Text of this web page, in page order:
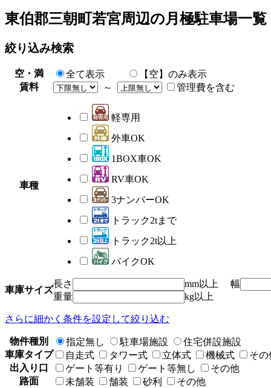
東伯郡三朝町若宮周辺の月極駐車場一覧
絞り込み検索
空・満 全て表示
【空】のみ表示
賃料
～ 管理費を含む
車種
軽専用
外車OK
1BOX車OK
RV車OK
3ナンバーOK
トラック2tまで
トラック2t以上
バイクOK
車庫サイズ
長さ mm以上 幅
重量
kg以上
さらに細かく条件を設定して絞り込む
物件種別 指定無し 駐車場施設
住宅併設施設
車庫タイプ
自走式 タワー式 立体式 機械式
その
出入り口
ゲート等有り ゲート等無し
その他
路面
未舗装 舗装 砂利
その他